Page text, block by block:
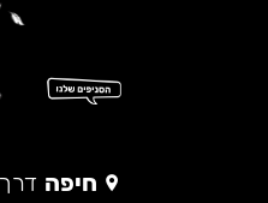
חיפה דרך